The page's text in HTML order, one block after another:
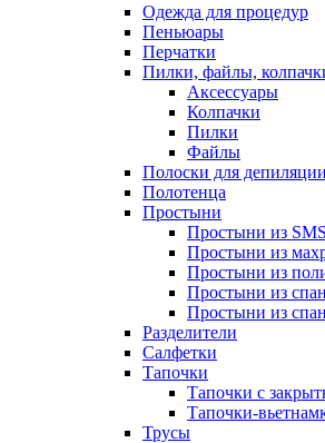
Одежда для процедур
Пеньюары
Перчатки
Пилки, файлы,
Аксессуары
Колпачки
Пилки
Файлы
Полоски для депиляции
Полотенца
Простыни
Простыни из SMS
Простыни из
Простыни из
Простыни из
Простыни из
Разделители
Салфетки
Тапочки
Тапочки с
Тапочки-
Трусы